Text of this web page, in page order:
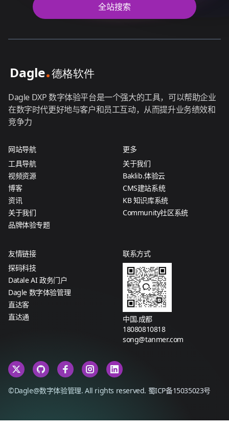
全站搜索
Dagle DXP 数字体验平台是一个强大的工具，可以帮助企业
在数字时代更好地与客户和员工互动，从而提升业务绩效和
竞争力
网站导航
工具导航
视频资源
博客
资讯
关于我们
品牌体验专题
更多
关于我们
Baklib.体验云
CMS建站系统
KB 知识库系统
Community社区系统
友情链接
探码科技
Datale AI 政务门户
Dagle 数字体验管理
直达客
直达通
联系方式
中国.成都
18080810818
song@tanmer.com
©Dagle@数字体验管理. All rights reserved. 蜀ICP备15035023号